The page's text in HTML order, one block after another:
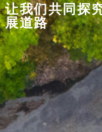
让我们共同探
展道路